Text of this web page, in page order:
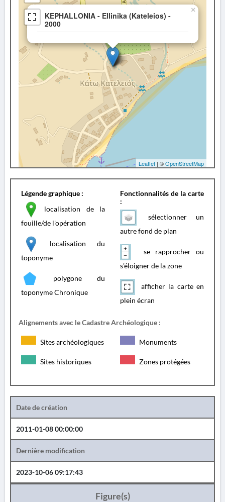
KEPHALLONIA - Ellinika (Kateleios) -
2000
×
Leaflet | ©OpenStreetMap
Légende graphique :
localisation de la
fouille/de l'opération
localisation du
toponyme
polygone du
toponyme Chronique
Fonctionnalités de la carte
:
sélectionner un
autre fond de plan
se rapprocher ou
s'éloigner de la zone
afficher la carte en
plein écran
Alignements avec le Cadastre Archéologique :
Sites archéologiques Monuments
Sites historiques Zones protégées
Date de création
2011-01-08 00:00:00
Dernière modification
2023-10-06 09:17:43
Figure(s)